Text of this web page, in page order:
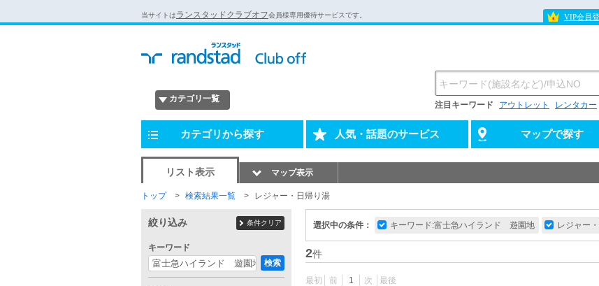
当サイトはランスタッドクラブオフ会員様専用優待サービスです。 VIP会員
カテゴリ一覧
注目キーワード アウトレット レンタカー
カテゴリから探す 人気・話題のサービス マップで探す
リスト表示 マップ表示
トップ 検索結果一覧 レジャー・日帰り湯
選択中の条件： キーワード:富士急ハイランド 遊園地 レジャー
2件
最初 前 1 次 最後
絞り込み 条件クリア
キーワード
検索